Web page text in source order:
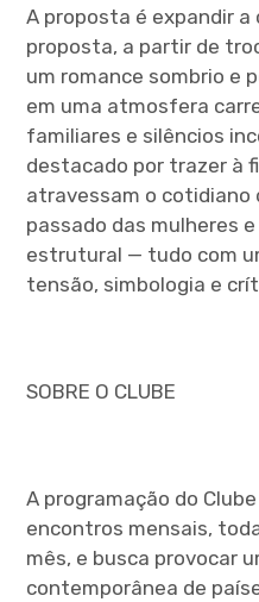
A proposta é expandir a
proposta, a partir de
um romance sombrio e
em uma atmosfera
familiares e silêncios
destacado por trazer à
atravessam o cotidiano
passado das mulheres
estrutural — tudo com
tensão, simbologia e
SOBRE O CLUBE
A programação do
encontros mensais,
mês, e busca provocar
contemporânea de